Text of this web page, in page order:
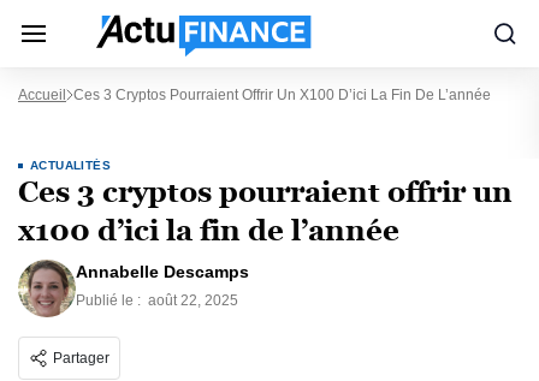
Accueil Ces 3 Cryptos Pourraient Offrir Un X100 D’ici La Fin De L’année
ACTUALITÉS
Ces 3 cryptos pourraient offrir un
x100 d’ici la fin de l’année
Annabelle Descamps
Publié le : août 22, 2025
Partager